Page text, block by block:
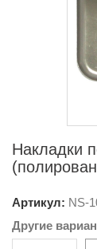
Накладки
Артикул: NS-
Другие